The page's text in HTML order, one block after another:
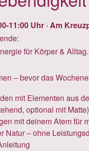
11:00 Uhr · Am
für Körper &
– bevor das
mit Elementen aus
optional mit Matte)
mit deinem Atem für
Natur – ohne